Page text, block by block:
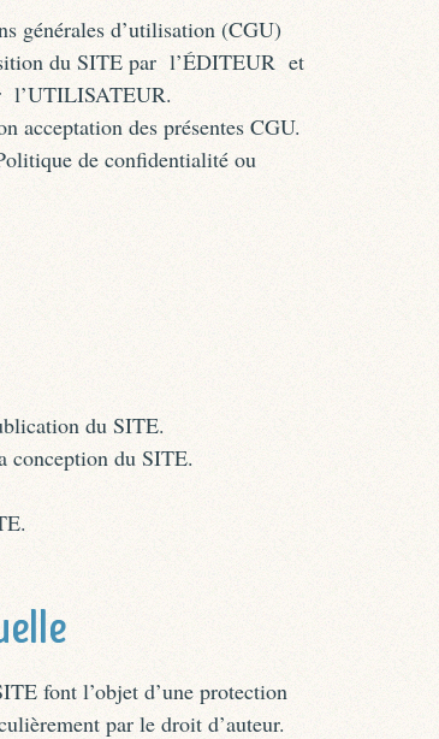
générales d’utilisation (CGU)
du SITE par l’ÉDITEUR et
l’UTILISATEUR.
acceptation des présentes CGU.
de confidentialité ou
du SITE.
conception du SITE.
font l’objet d’une protection
par le droit d’auteur.